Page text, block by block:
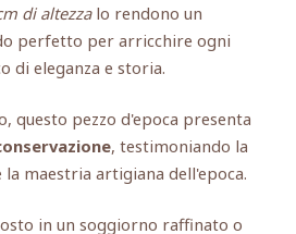
di altezzalo rendono un
perfetto per arricchire ogni
di eleganza e storia.
questo pezzo d'epoca presenta
, testimoniando la
maestria artigiana dell'epoca.
in un soggiorno raffinato o